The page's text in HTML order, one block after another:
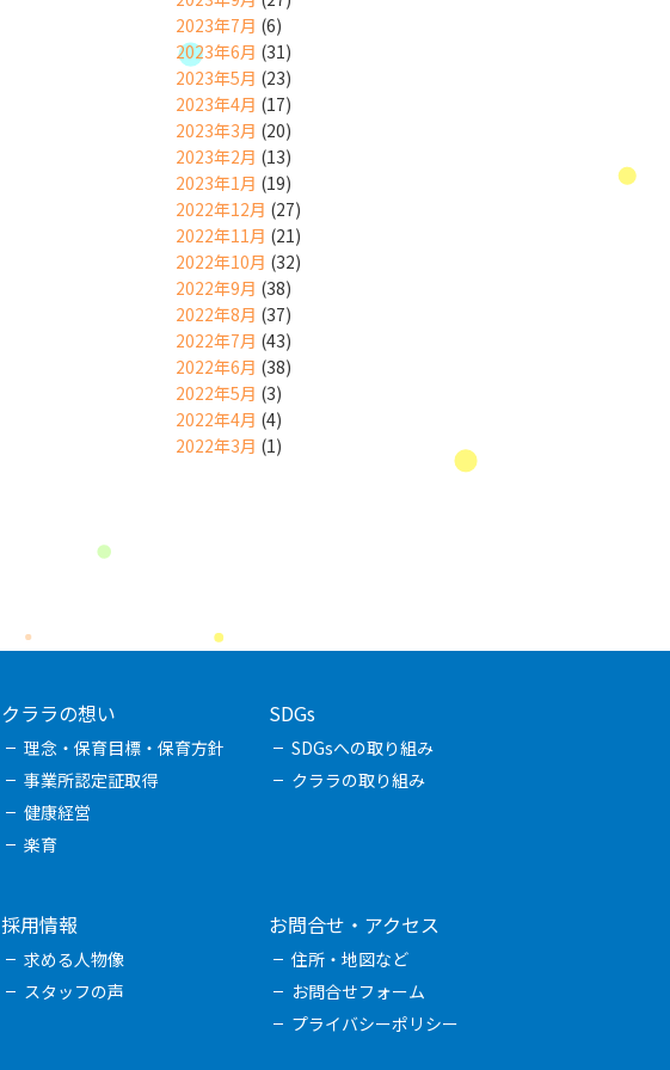
2023年7月 (6)
2023年6月 (31)
2023年5月 (23)
2023年4月 (17)
2023年3月 (20)
2023年2月 (13)
2023年1月 (19)
2022年12月 (27)
2022年11月 (21)
2022年10月 (32)
2022年9月 (38)
2022年8月 (37)
2022年7月 (43)
2022年6月 (38)
2022年5月 (3)
2022年4月 (4)
2022年3月 (1)
クララの想い
理念・保育目標・保育方針
事業所認定証取得
健康経営
楽育
SDGs
SDGsへの取り組み
クララの取り組み
採用情報
求める人物像
スタッフの声
お問合せ・アクセス
住所・地図など
お問合せフォーム
プライバシーポリシー